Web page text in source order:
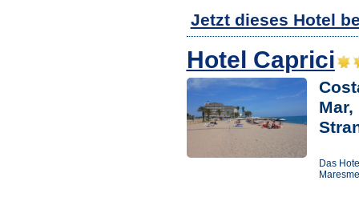
Jetzt dieses Hotel
Hotel Caprici
Das